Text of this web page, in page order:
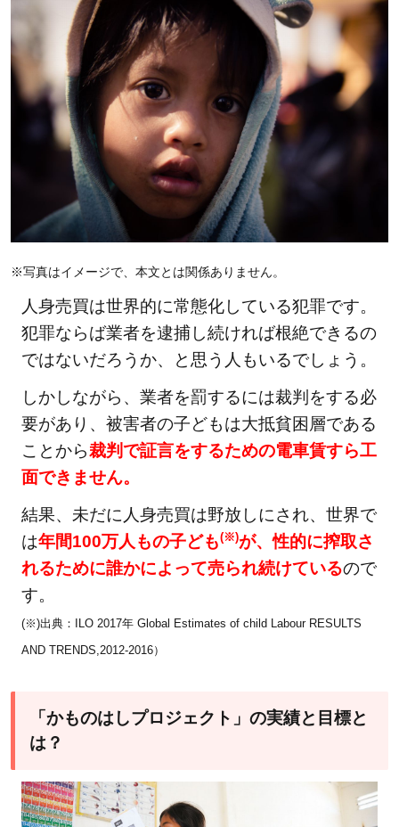
※写真はイメージで、本文とは関係ありません。
人身売買は世界的に常態化している犯罪です。
犯罪ならば業者を逮捕し続ければ根絶できるの
ではないだろうか、と思う人もいるでしょう。
しかしながら、業者を罰するには裁判をする必
要があり、被害者の子どもは大抵貧困層である
ことから裁判で証言をするための電車賃すら工
面できません。
結果、未だに人身売買は野放しにされ、世界で
は年間100万人もの子ども(※)が、性的に搾取さ
れるために誰かによって売られ続けているので
す。
(※)出典：ILO 2017年 Global Estimates of child Labour RESULTS
AND TRENDS,2012-2016）
「かものはしプロジェクト」の実績と目標と
は？